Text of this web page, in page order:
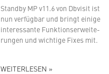
Standby MP v11.6 von Dbvisit ist
nun verfügbar und bringt einige
in­ter­es­san­te Funk­ti­ons­er­wei­te­
run­gen und wichtige Fixes mit.
WEITERLESEN »